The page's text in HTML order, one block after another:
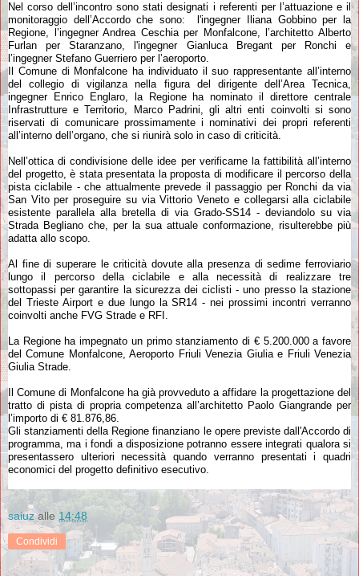
Nel corso dell’incontro sono stati designati i referenti per l’attuazione e il
monitoraggio dell’Accordo che sono: l'ingegner Iliana Gobbino per la
Regione, l’ingegner Andrea Ceschia per Monfalcone, l’architetto Alberto
Furlan per Staranzano, l'ingegner Gianluca Bregant per Ronchi e
l’ingegner Stefano Guerriero per l’aeroporto.
Il Comune di Monfalcone ha individuato il suo rappresentante all’interno
del collegio di vigilanza nella figura del dirigente dell’Area Tecnica,
ingegner Enrico Englaro, la Regione ha nominato il direttore centrale
Infrastrutture e Territorio, Marco Padrini, gli altri enti coinvolti si sono
riservati di comunicare prossimamente i nominativi dei propri referenti
all’interno dell’organo, che si riunirà solo in caso di criticità.
Nell’ottica di condivisione delle idee per verificarne la fattibilità all’interno
del progetto, è stata presentata la proposta di modificare il percorso della
pista ciclabile - che attualmente prevede il passaggio per Ronchi da via
San Vito per proseguire su via Vittorio Veneto e collegarsi alla ciclabile
esistente parallela alla bretella di via Grado-SS14 - deviandolo su via
Strada Begliano che, per la sua attuale conformazione, risulterebbe più
adatta allo scopo.
Al fine di superare le criticità dovute alla presenza di sedime ferroviario
lungo il percorso della ciclabile e alla necessità di realizzare tre
sottopassi per garantire la sicurezza dei ciclisti - uno presso la stazione
del Trieste Airport e due lungo la SR14 - nei prossimi incontri verranno
coinvolti anche FVG Strade e RFI.
La Regione ha impegnato un primo stanziamento di € 5.200.000 a favore
del Comune Monfalcone, Aeroporto Friuli Venezia Giulia e Friuli Venezia
Giulia Strade.
Il Comune di Monfalcone ha già provveduto a affidare la progettazione del
tratto di pista di propria competenza all’architetto Paolo Giangrande per
l’importo di € 81.876,86.
Gli stanziamenti della Regione finanziano le opere previste dall'Accordo di
programma, ma i fondi a disposizione potranno essere integrati qualora si
presentassero ulteriori necessità quando verranno presentati i quadri
economici del progetto definitivo esecutivo.
saiuz alle 14:48
Condividi